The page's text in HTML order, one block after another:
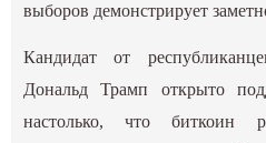
выборов демонстрирует
Кандидат от
Дональд Трамп открыто
настолько, что биткоин